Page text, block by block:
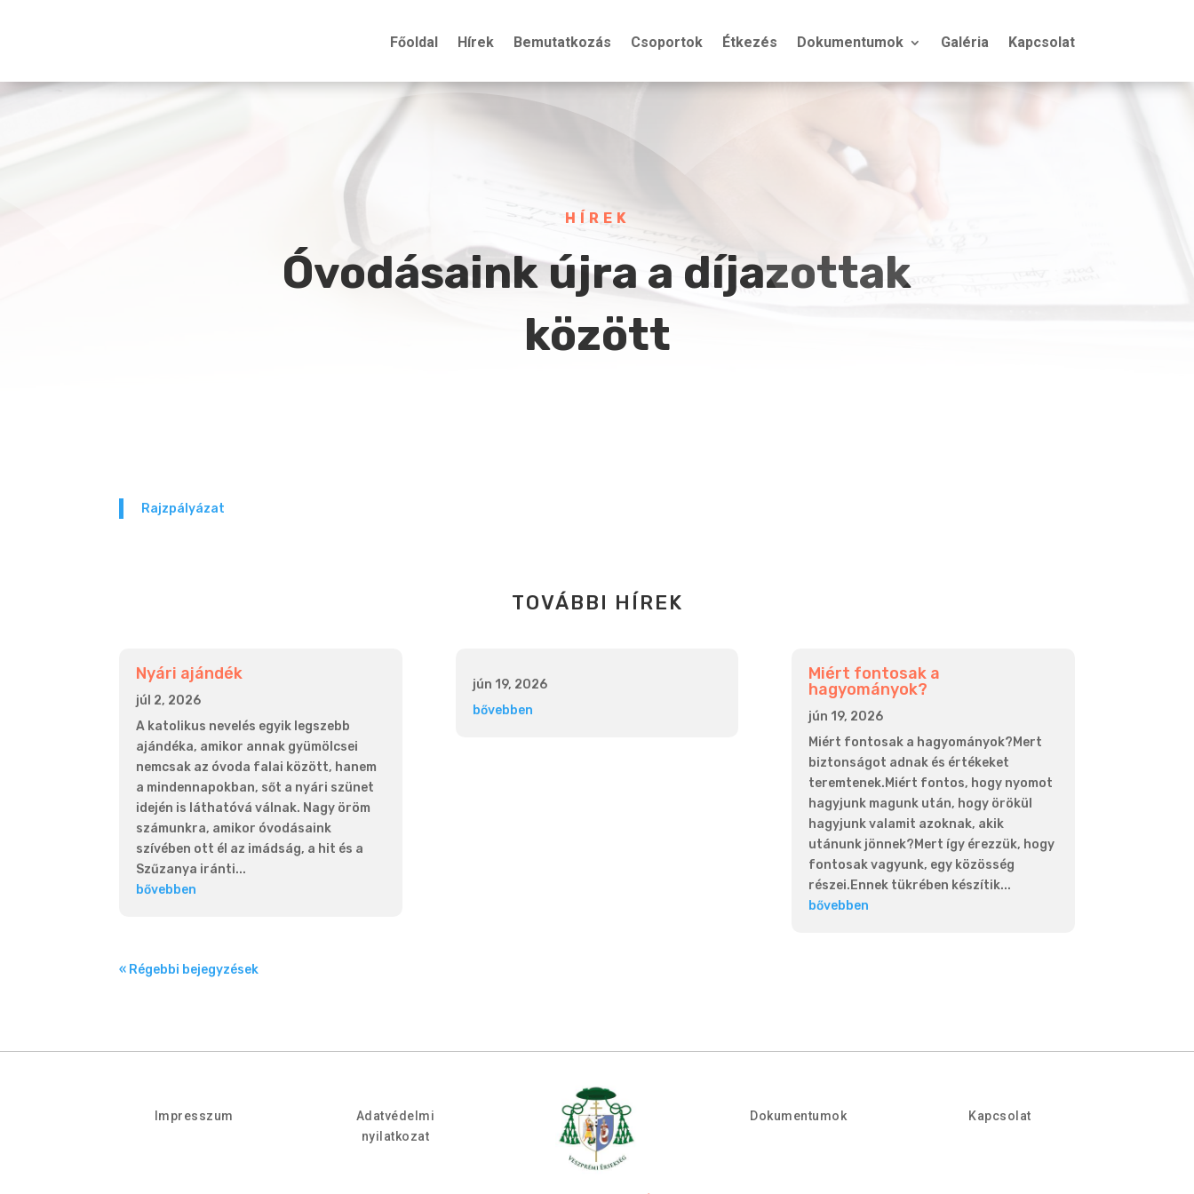
Főoldal Hírek Bemutatkozás Csoportok Étkezés Dokumentumok Galéria Kapcsolat
HÍREK
Óvodásaink újra a díjazottak
között
Rajzpályázat
TOVÁBBI HÍREK
Nyári ajándék
júl 2, 2026
A katolikus nevelés egyik legszebb
ajándéka, amikor annak gyümölcsei
nemcsak az óvoda falai között, hanem
a mindennapokban, sőt a nyári szünet
idején is láthatóvá válnak. Nagy öröm
számunkra, amikor óvodásaink
szívében ott él az imádság, a hit és a
Szűzanya iránti...
bővebben
jún 19, 2026
bővebben
Miért fontosak a
hagyományok?
jún 19, 2026
Miért fontosak a hagyományok?Mert
biztonságot adnak és értékeket
teremtenek.Miért fontos, hogy nyomot
hagyjunk magunk után, hogy örökül
hagyjunk valamit azoknak, akik
utánunk jönnek?Mert így érezzük, hogy
fontosak vagyunk, egy közösség
részei.Ennek tükrében készítik...
bővebben
« Régebbi bejegyzések
Impresszum
Adatvédelmi
nyilatkozat
Dokumentumok Kapcsolat